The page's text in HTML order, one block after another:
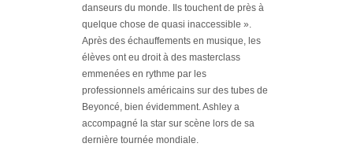
danseurs du monde. Ils touchent de près à
quelque chose de quasi inaccessible ».
Après des échauffements en musique, les
élèves ont eu droit à des masterclass
emmenées en rythme par les
professionnels américains sur des tubes de
Beyoncé, bien évidemment. Ashley a
accompagné la star sur scène lors de sa
dernière tournée mondiale.